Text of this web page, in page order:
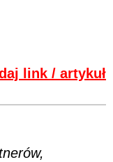
link / artykuł